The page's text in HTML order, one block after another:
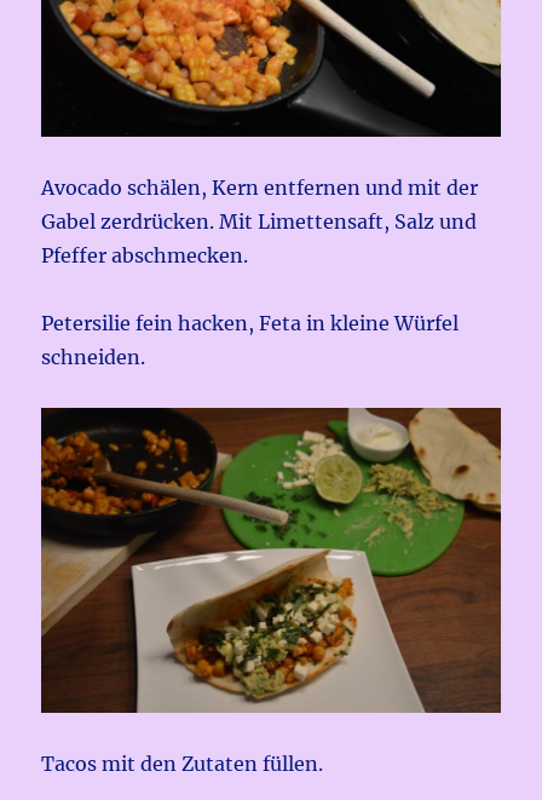
Avocado schälen, Kern entfernen und mit der
Gabel zerdrücken. Mit Limettensaft, Salz und
Pfeffer abschmecken.
Petersilie fein hacken, Feta in kleine Würfel
schneiden.
Tacos mit den Zutaten füllen.